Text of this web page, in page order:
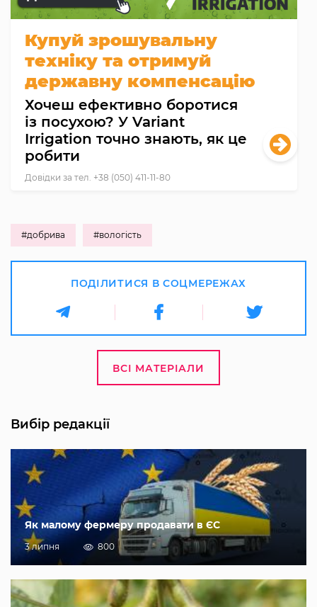
Купуй зрошувальну
техніку та отримуй
державну компенсацію
Хочеш ефективно боротися
із посухою? У Variant
Irrigation точно знають, як це
робити
Довідки за тел. +38 (050) 411-11-80
#добрива #вологість
ПОДІЛИТИСЯ В СОЦМЕРЕЖАХ
ВСІ МАТЕРІАЛИ
Вибір редакції
Як малому фермеру продавати в ЄС
3 липня 800